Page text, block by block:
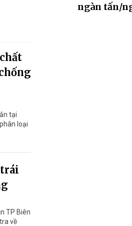
ngàn tấn/
tại
loại
TP Biên
về